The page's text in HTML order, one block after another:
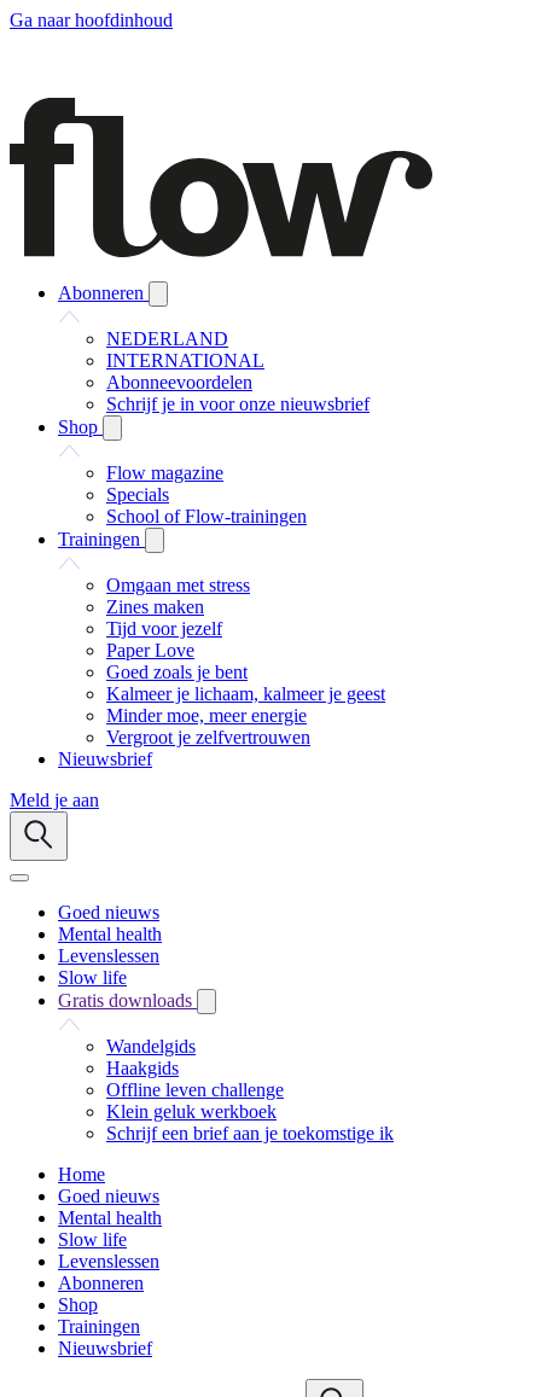
Ga naar hoofdinhoud
Abonneren
NEDERLAND
INTERNATIONAL
Abonneevoordelen
Schrijf je in voor onze nieuwsbrief
Shop
Flow magazine
Specials
School of Flow-trainingen
Trainingen
Omgaan met stress
Zines maken
Tijd voor jezelf
Paper Love
Goed zoals je bent
Kalmeer je lichaam, kalmeer je geest
Minder moe, meer energie
Vergroot je zelfvertrouwen
Nieuwsbrief
Meld je aan
Goed nieuws
Mental health
Levenslessen
Slow life
Gratis downloads
Wandelgids
Haakgids
Offline leven challenge
Klein geluk werkboek
Schrijf een brief aan je toekomstige ik
Home
Goed nieuws
Mental health
Slow life
Levenslessen
Abonneren
Shop
Trainingen
Nieuwsbrief